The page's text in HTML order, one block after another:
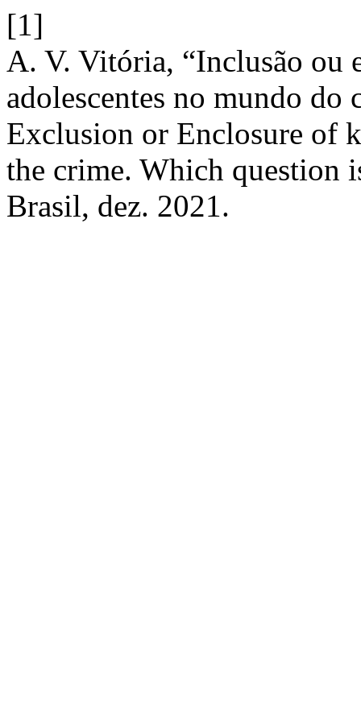
[1]
A. V. Vitória, “Inclusão ou
adolescentes no mundo do
Exclusion or Enclosure of
the crime. Which question
Brasil, dez. 2021.